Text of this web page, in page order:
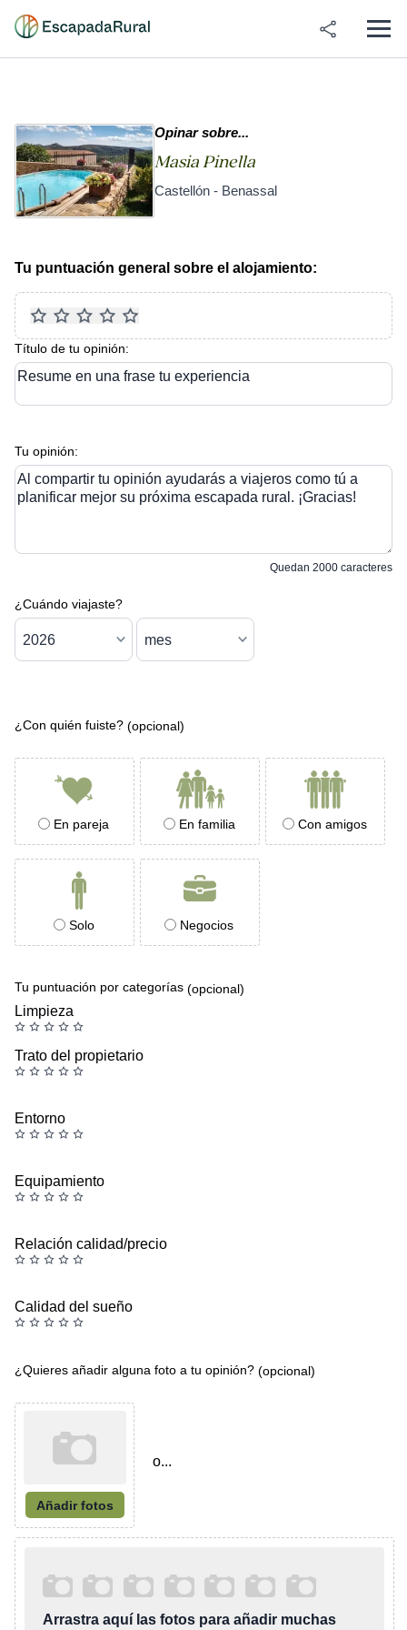
Opinar sobre...
Masia Pinella
Castellón - Benassal
Tu puntuación general sobre el alojamiento:
Título de tu opinión:
Resume en una frase tu experiencia
Tu opinión:
Al compartir tu opinión ayudarás a viajeros como tú a
planificar mejor su próxima escapada rural. ¡Gracias!
Quedan 2000 caracteres
¿Cuándo viajaste?
¿Con quién fuiste? (opcional)
En pareja En familia Con amigos
Solo Negocios
Tu puntuación por categorías (opcional)
Limpieza
Trato del propietario
Entorno
Equipamiento
Relación calidad/precio
Calidad del sueño
¿Quieres añadir alguna foto a tu opinión? (opcional)
Añadir fotos
o...
Arrastra aquí las fotos para añadir muchas